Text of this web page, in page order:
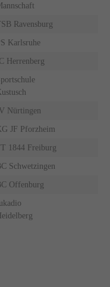
Ravensburg
Karlsruhe
Herrenberg
Nürtingen
JF Pforzheim
1844 Freiburg
Schwetzingen
Offenburg